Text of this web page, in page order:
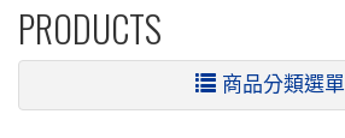
PRODUCTS
商品分類選單